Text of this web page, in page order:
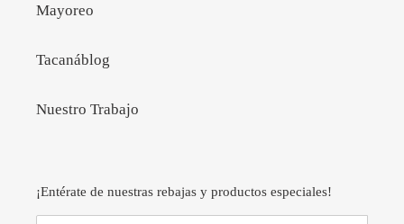
Mayoreo
Tacanáblog
Nuestro Trabajo
¡Entérate de nuestras rebajas y productos especiales!